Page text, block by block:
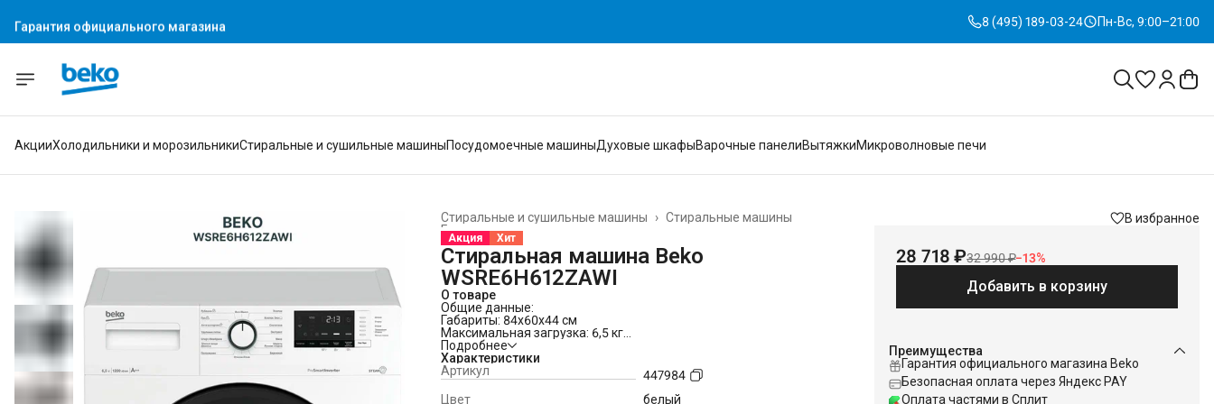
Гарантия официального магазина 8 (495) 189-03-24 Пн-Вс, 9:00–21:00
АкцииХолодильники и морозильникиСтиральные и сушильные машиныПосудомоечные машиныДуховые шкафыВарочные панелиВытяжкиМикроволновые печи
Стиральные машины
Стиральные и сушильные машины
›
Главная ›
Акция Хит
Стиральная машина Beko
WSRE6H612ZAWI
О товаре
Общие данные:
Габариты: 84x60x44 см
Максимальная загрузка: 6,5 кг
Скорость отжима: 1200 об/мин
Класс стирки: A
Класс отжима: B
Класс энергопотребления: A -10%
Программы:
Подробнее
Характеристики
Артикул
447984
Цвет
белый
В избранное
28 718 ₽32 990 ₽−13%
Добавить в корзину
Преимущества
Гарантия официального магазина Beko
Безопасная оплата через Яндекс PAY
Оплата частями в Сплит